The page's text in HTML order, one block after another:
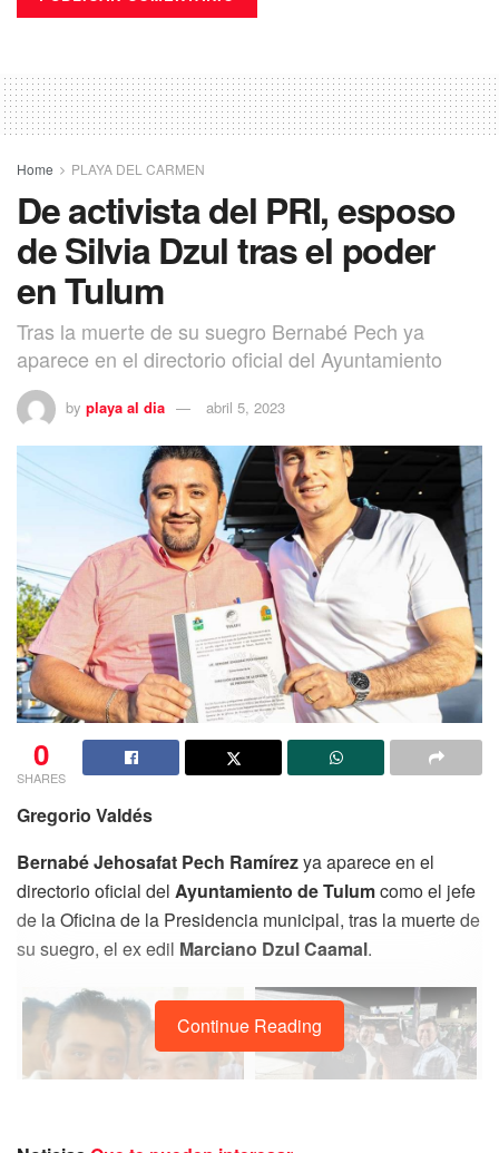
Home PLAYA DEL CARMEN
De activista del PRI, esposo
de Silvia Dzul tras el poder
en Tulum
Tras la muerte de su suegro Bernabé Pech ya
aparece en el directorio oficial del Ayuntamiento
by playa al dia abril 5, 2023
0
SHARES
Gregorio Valdés
Bernabé Jehosafat Pech Ramírezya aparece en el
directorio oficial del Ayuntamiento de Tulumcomo el jefe
de la Oficina de la Presidencia municipal, tras la muerte de
su suegro, el ex edil Marciano Dzul Caamal.
Continue Reading